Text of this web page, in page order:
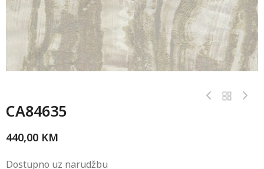
CA84635
440,00 KM
Dostupno uz narudžbu